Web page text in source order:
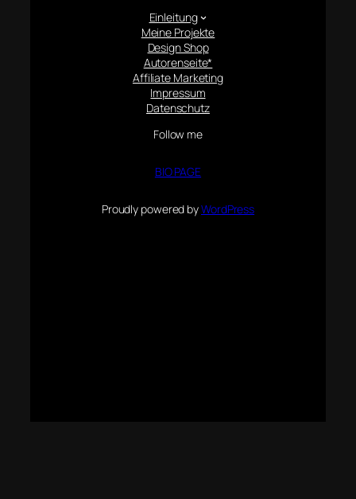
Einleitung
Meine Projekte
Design Shop
Autorenseite*
Affiliate Marketing
Impressum
Datenschutz
Follow me
BIO PAGE
Proudly powered byWordPress